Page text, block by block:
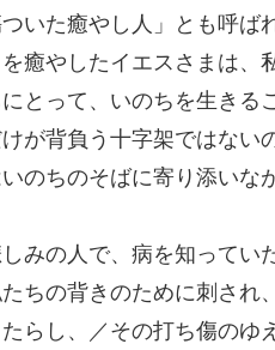
いた癒やし人」とも呼ば
癒やしたイエスさまは、
とって、いのちを生きる
が背負う十字架ではない
のちのそばに寄り添いな
しみの人で、病を知って
の背きのために刺され
らし、／その打ち傷のゆ